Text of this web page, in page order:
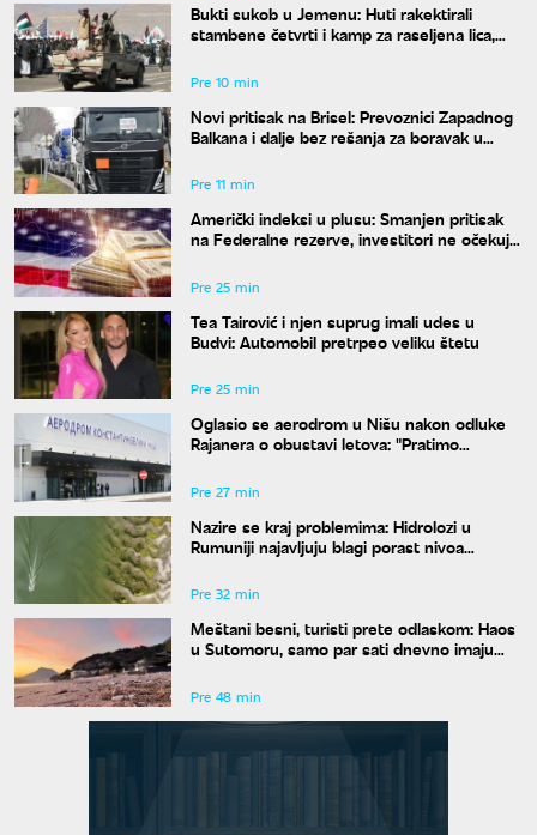
Bukti sukob u Jemenu: Huti rakektirali
stambene četvrti i kamp za raseljena lica,
Pre 10 min
Novi pritisak na Brisel: Prevoznici Zapadnog
Balkana i dalje bez rešanja za boravak u
Pre 11 min
Američki indeksi u plusu: Smanjen pritisak
na Federalne rezerve, investitori ne očekuju
Pre 25 min
Tea Tairović i njen suprug imali udes u
Budvi: Automobil pretrpeo veliku štetu
Pre 25 min
Oglasio se aerodrom u Nišu nakon odluke
Rajanera o obustavi letova: "Pratimo
Pre 27 min
Nazire se kraj problemima: Hidrolozi u
Rumuniji najavljuju blagi porast nivoa
Pre 32 min
Meštani besni, turisti prete odlaskom: Haos
u Sutomoru, samo par sati dnevno imaju
Pre 48 min